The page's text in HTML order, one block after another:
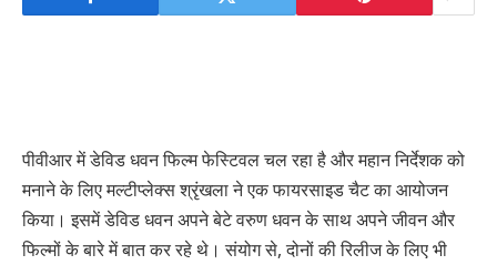
पीवीआर में डेविड धवन फिल्म फेस्टिवल चल रहा है और महान निर्देशक को
मनाने के लिए मल्टीप्लेक्स श्रृंखला ने एक फायरसाइड चैट का आयोजन
किया। इसमें डेविड धवन अपने बेटे वरुण धवन के साथ अपने जीवन और
फिल्मों के बारे में बात कर रहे थे। संयोग से, दोनों की रिलीज के लिए भी